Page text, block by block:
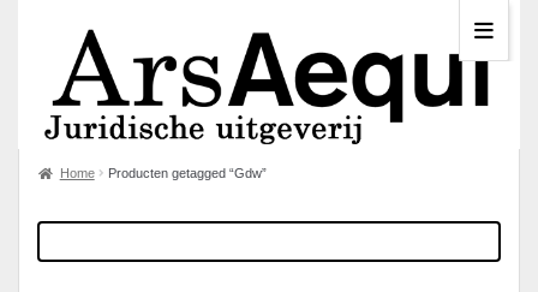
Home Producten getagged “Gdw”